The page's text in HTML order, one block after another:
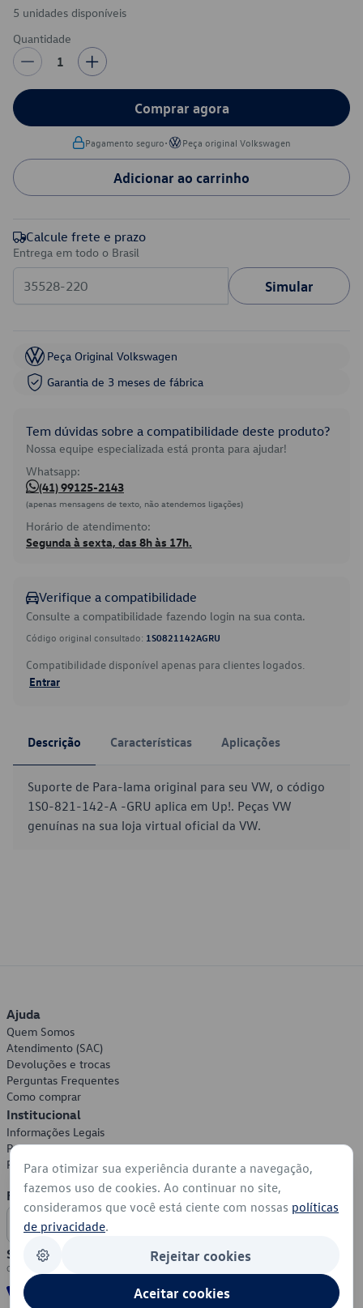
5 unidades disponíveis
Quantidade
1
Comprar agora
Pagamento seguro• Peça original Volkswagen
Adicionar ao carrinho
Calcule frete e prazo
Entrega em todo o Brasil
Simular
Peça Original Volkswagen
Garantia de 3 meses de fábrica
Tem dúvidas sobre a compatibilidade deste produto?
Nossa equipe especializada está pronta para ajudar!
Whatsapp:
(41) 99125-2143
(apenas mensagens de texto, não atendemos ligações)
Horário de atendimento:
Segunda à sexta, das 8h às 17h.
Verifique a compatibilidade
Consulte a compatibilidade fazendo login na sua conta.
Código original consultado: 1S0821142AGRU
Compatibilidade disponível apenas para clientes logados.
Entrar
Descrição Características Aplicações
Suporte de Para-lama original para seu VW, o código
1S0-821-142-A -GRU aplica em Up!. Peças VW
genuínas na sua loja virtual oficial da VW.
Ajuda
Quem Somos
Atendimento (SAC)
Devoluções e trocas
Perguntas Frequentes
Como comprar
Institucional
Informações Legais
Política de Privacidade
Política de Cookies
Formas de Pagamento
Segurança
Para otimizar sua experiência durante a navegação,
fazemos uso de cookies. Ao continuar no site,
consideramos que você está ciente com nossas políticas
de privacidade.
Rejeitar cookies
Aceitar cookies